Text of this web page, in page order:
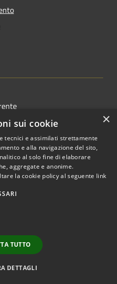
Municipium
×
sui cookie
tecnici e assimilati strettamente
e alla navigazione del sito,
al solo fine di elaborare
aggregate e anonime.
la cookie policy al seguente link
TUTTO
DETTAGLI